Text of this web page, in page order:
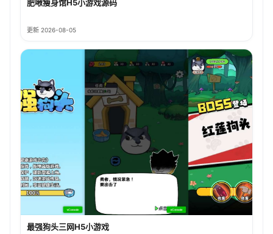
肥啾瘦身馆H5小游戏源码
更新 2026-08-05
最强狗头三网H5小游戏